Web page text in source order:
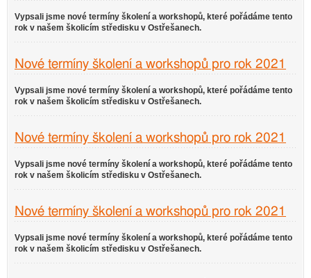
Vypsali jsme nové termíny školení a workshopů, které pořádáme tento
rok v našem školicím středisku v Ostřešanech.
Nové termíny školení a workshopů pro rok 2021
Vypsali jsme nové termíny školení a workshopů, které pořádáme tento
rok v našem školicím středisku v Ostřešanech.
Nové termíny školení a workshopů pro rok 2021
Vypsali jsme nové termíny školení a workshopů, které pořádáme tento
rok v našem školicím středisku v Ostřešanech.
Nové termíny školení a workshopů pro rok 2021
Vypsali jsme nové termíny školení a workshopů, které pořádáme tento
rok v našem školicím středisku v Ostřešanech.